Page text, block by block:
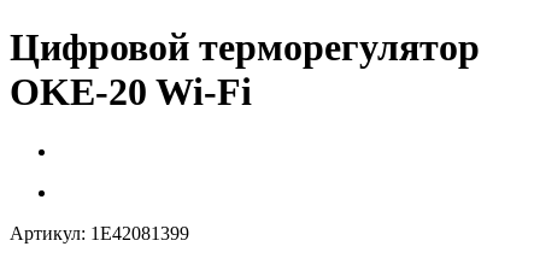
Цифровой терморегулятор
OKE-20 Wi-Fi
Артикул: 1E42081399